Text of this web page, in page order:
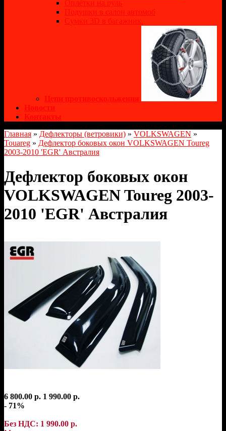
Оплётки на руль
Подушки в салон автомоб
Сумки 3D в багажник.
Цепи противоскольжения
Новости
Контакты
Главная » Дефлекторы (ветровики) » VOLKSWAGEN »
Touareg » Дефлектор боковых окон VOLKSWAGEN Toureg
2003-2010 'EGR' Австралия
Дефлектор боковых окон
VOLKSWAGEN Toureg 2003-
2010 'EGR' Австралия
6 800.00 р. 1 990.00 р.
- 71%
Без НДС: 1 990.00 р.